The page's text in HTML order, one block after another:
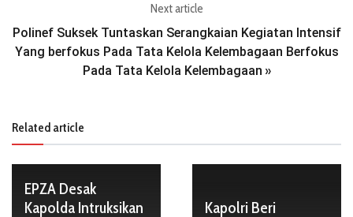
Next article
Polinef Suksek Tuntaskan Serangkaian Kegiatan Intensif
Yang berfokus Pada Tata Kelola Kelembagaan Berfokus
Pada Tata Kelola Kelembagaan »
Related article
EPZA Desak
Kapolda Intruksikan
Kapolri Beri